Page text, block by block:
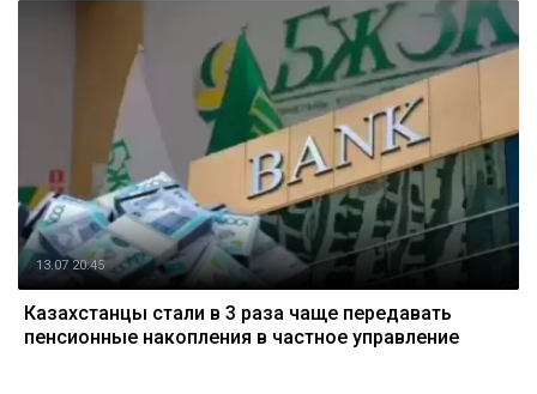
13.07 20:45
Казахстанцы стали в 3 раза чаще передавать
пенсионные накопления в частное управление